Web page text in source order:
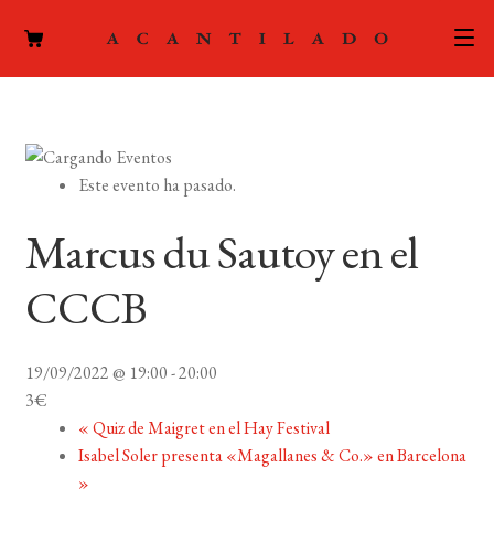
PODCAST
FOREIGN RIGHTS
CONTACTO
Este evento ha pasado.
Marcus du Sautoy en el
CCCB
19/09/2022 @ 19:00-20:00
3€
«Quiz de Maigret en el Hay Festival
Isabel Soler presenta «Magallanes & Co.» en Barcelona
»